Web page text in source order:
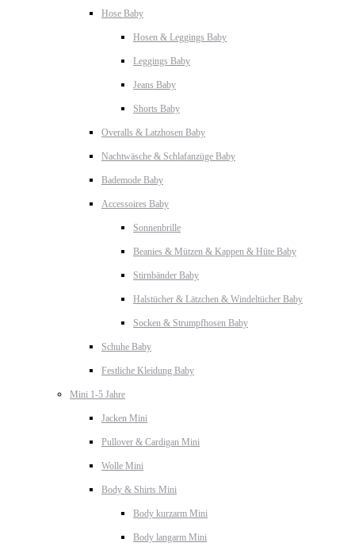
Hose Baby
Hosen & Leggings Baby
Leggings Baby
Jeans Baby
Shorts Baby
Overalls & Latzhosen Baby
Nachtwäsche & Schlafanzüge Baby
Bademode Baby
Accessoires Baby
Sonnenbrille
Beanies & Mützen & Kappen & Hüte Baby
Stirnbänder Baby
Halstücher & Lätzchen & Windeltücher Baby
Socken & Strumpfhosen Baby
Schuhe Baby
Festliche Kleidung Baby
Mini 1-5 Jahre
Jacken Mini
Pullover & Cardigan Mini
Wolle Mini
Body & Shirts Mini
Body kurzarm Mini
Body langarm Mini